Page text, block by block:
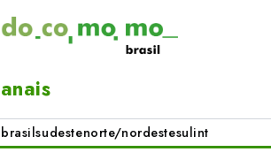
anais
brasilsudestenorte/nordestesulint